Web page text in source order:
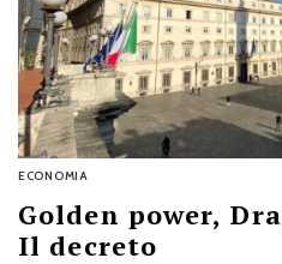
ECONOMIA
Golden power,
Il decreto